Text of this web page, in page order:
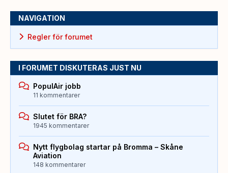
NAVIGATION
Regler för forumet
I FORUMET DISKUTERAS JUST NU
PopulAir jobb
11 kommentarer
Slutet för BRA?
1945 kommentarer
Nytt flygbolag startar på Bromma – Skåne
Aviation
148 kommentarer